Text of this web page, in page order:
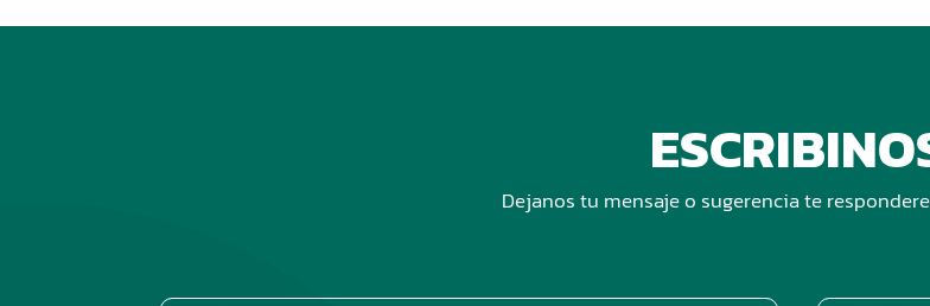
Dejanos tu mensaje o sugerencia te